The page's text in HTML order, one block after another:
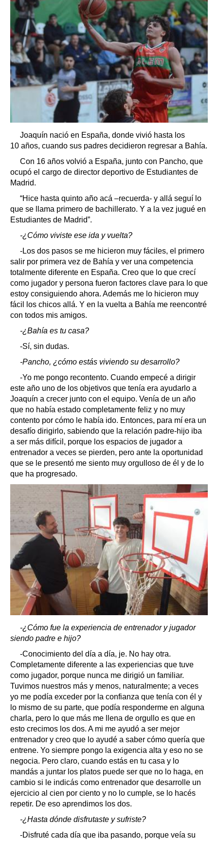
Joaquín nació en España, donde vivió hasta los
10 años, cuando sus padres decidieron regresar a Bahía.
Con 16 años volvió a España, junto con Pancho, que
ocupó el cargo de director deportivo de Estudiantes de
Madrid.
“Hice hasta quinto año acá –recuerda- y allá seguí lo
que se llama primero de bachillerato. Y a la vez jugué en
Estudiantes de Madrid”.
-¿Cómo viviste ese ida y vuelta?
-Los dos pasos se me hicieron muy fáciles, el primero
salir por primera vez de Bahía y ver una competencia
totalmente diferente en España. Creo que lo que crecí
como jugador y persona fueron factores clave para lo que
estoy consiguiendo ahora. Además me lo hicieron muy
fácil los chicos allá. Y en la vuelta a Bahía me reencontré
con todos mis amigos.
-¿Bahía es tu casa?
-Sí, sin dudas.
-Pancho, ¿cómo estás viviendo su desarrollo?
-Yo me pongo recontento. Cuando empecé a dirigir
este año uno de los objetivos que tenía era ayudarlo a
Joaquín a crecer junto con el equipo. Venía de un año
que no había estado completamente feliz y no muy
contento por cómo le había ido. Entonces, para mí era un
desafío dirigirlo, sabiendo que la relación padre-hijo iba
a ser más difícil, porque los espacios de jugador a
entrenador a veces se pierden, pero ante la oportunidad
que se le presentó me siento muy orgulloso de él y de lo
que ha progresado.
-¿Cómo fue la experiencia de entrenador y jugador
siendo padre e hijo?
-Conocimiento del día a día, je. No hay otra.
Completamente diferente a las experiencias que tuve
como jugador, porque nunca me dirigió un familiar.
Tuvimos nuestros más y menos, naturalmente; a veces
yo me podía exceder por la confianza que tenía con él y
lo mismo de su parte, que podía responderme en alguna
charla, pero lo que más me llena de orgullo es que en
esto crecimos los dos. A mi me ayudó a ser mejor
entrenador y creo que lo ayudé a saber cómo quería que
entrene. Yo siempre pongo la exigencia alta y eso no se
negocia. Pero claro, cuando estás en tu casa y lo
mandás a juntar los platos puede ser que no lo haga, en
cambio si le indicás como entrenador que desarrolle un
ejercicio al cien por ciento y no lo cumple, se lo hacés
repetir. De eso aprendimos los dos.
-¿Hasta dónde disfrutaste y sufriste?
-Disfruté cada día que iba pasando, porque veía su